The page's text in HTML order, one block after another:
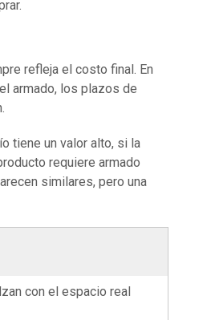
refleja el costo final. En
armado, los plazos de
tiene un valor alto, si la
requiere armado
similares, pero una
con el espacio real